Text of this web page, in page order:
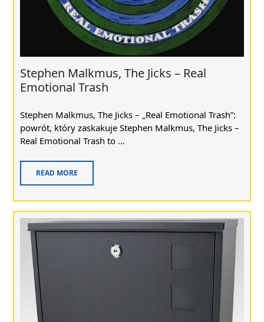
Stephen Malkmus, The Jicks – Real
Emotional Trash
Stephen Malkmus, The Jicks – „Real Emotional Trash”:
powrót, który zaskakuje Stephen Malkmus, The Jicks –
Real Emotional Trash to ...
READ MORE